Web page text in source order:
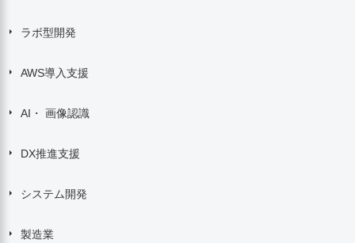
ラボ型開発
AWS導入支援
AI・ 画像認識
DX推進支援
システム開発
製造業